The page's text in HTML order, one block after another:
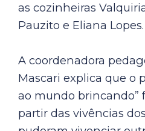
as cozinheiras
Pauzito e Eliana Lopes.
A coordenadora
Mascari explica que o
ao mundo brincando”
partir das vivências